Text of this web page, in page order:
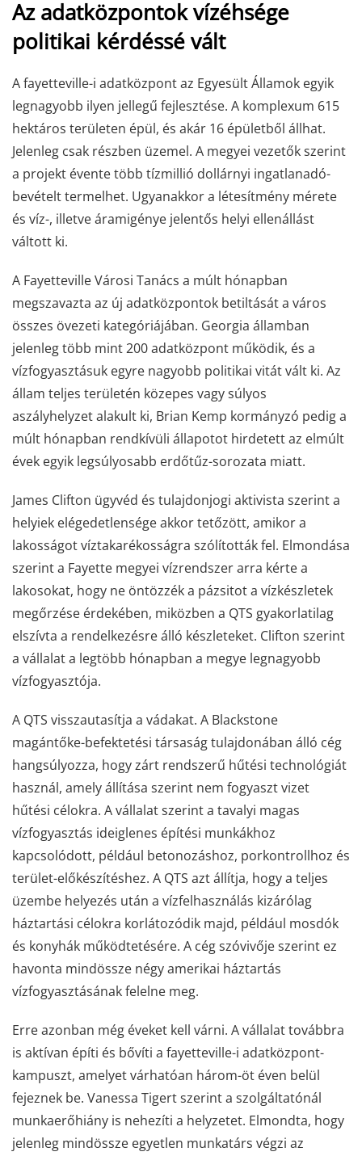
Az adatközpontok vízéhsége
politikai kérdéssé vált
A fayetteville-i adatközpont az Egyesült Államok egyik
legnagyobb ilyen jellegű fejlesztése. A komplexum 615
hektáros területen épül, és akár 16 épületből állhat.
Jelenleg csak részben üzemel. A megyei vezetők szerint
a projekt évente több tízmillió dollárnyi ingatlanadó-
bevételt termelhet. Ugyanakkor a létesítmény mérete
és víz-, illetve áramigénye jelentős helyi ellenállást
váltott ki.
A Fayetteville Városi Tanács a múlt hónapban
megszavazta az új adatközpontok betiltását a város
összes övezeti kategóriájában. Georgia államban
jelenleg több mint 200 adatközpont működik, és a
vízfogyasztásuk egyre nagyobb politikai vitát vált ki. Az
állam teljes területén közepes vagy súlyos
aszályhelyzet alakult ki, Brian Kemp kormányzó pedig a
múlt hónapban rendkívüli állapotot hirdetett az elmúlt
évek egyik legsúlyosabb erdőtűz-sorozata miatt.
James Clifton ügyvéd és tulajdonjogi aktivista szerint a
helyiek elégedetlensége akkor tetőzött, amikor a
lakosságot víztakarékosságra szólították fel. Elmondása
szerint a Fayette megyei vízrendszer arra kérte a
lakosokat, hogy ne öntözzék a pázsitot a vízkészletek
megőrzése érdekében, miközben a QTS gyakorlatilag
elszívta a rendelkezésre álló készleteket. Clifton szerint
a vállalat a legtöbb hónapban a megye legnagyobb
vízfogyasztója.
A QTS visszautasítja a vádakat. A Blackstone
magántőke-befektetési társaság tulajdonában álló cég
hangsúlyozza, hogy zárt rendszerű hűtési technológiát
használ, amely állítása szerint nem fogyaszt vizet
hűtési célokra. A vállalat szerint a tavalyi magas
vízfogyasztás ideiglenes építési munkákhoz
kapcsolódott, például betonozáshoz, porkontrollhoz és
terület-előkészítéshez. A QTS azt állítja, hogy a teljes
üzembe helyezés után a vízfelhasználás kizárólag
háztartási célokra korlátozódik majd, például mosdók
és konyhák működtetésére. A cég szóvivője szerint ez
havonta mindössze négy amerikai háztartás
vízfogyasztásának felelne meg.
Erre azonban még éveket kell várni. A vállalat továbbra
is aktívan építi és bővíti a fayetteville-i adatközpont-
kampuszt, amelyet várhatóan három-öt éven belül
fejeznek be. Vanessa Tigert szerint a szolgáltatónál
munkaerőhiány is nehezíti a helyzetet. Elmondta, hogy
jelenleg mindössze egyetlen munkatárs végzi az